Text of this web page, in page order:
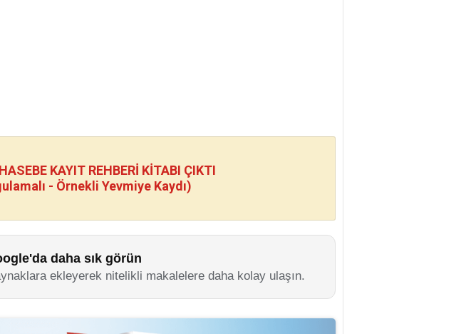
KAYIT REHBERİ KİTABI ÇIKTI
- Örnekli Yevmiye Kaydı)
daha sık görün
ekleyerek nitelikli makalelere daha kolay ulaşın.